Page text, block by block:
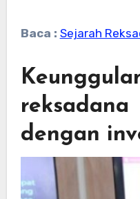
Baca : Sejarah
reksadana
dengan